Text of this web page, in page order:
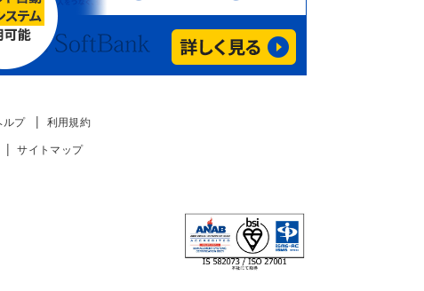
ルプ
利用規約
サイトマップ